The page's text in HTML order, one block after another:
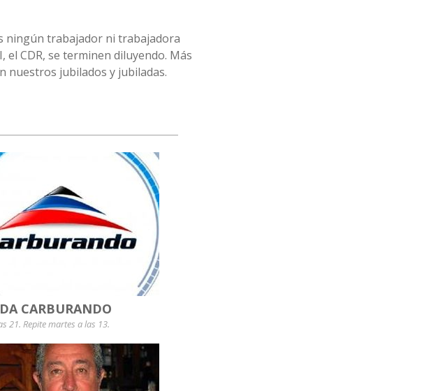
ningún trabajador ni trabajadora
el CDR, se terminen diluyendo. Más
nuestros jubilados y jubiladas.
CARBURANDO
21. Repite martes a las 13.